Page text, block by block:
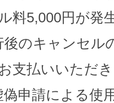
料5,000円が発
のキャンセル
支払いいただ
申請による使